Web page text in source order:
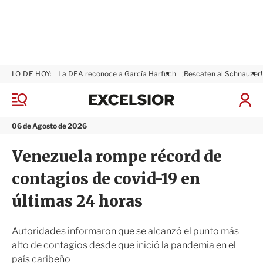
M
n
06 de Agosto de 2026
LO DE HOY: La DEA reconoce a García Harfuch ¡Rescaten al Schnauzer!
I
x
i
o
r
Venezuela rompe récord de
contagios de covid-19 en
últimas 24 horas
Autoridades informaron que se alcanzó el punto más
alto de contagios desde que inició la pandemia en el
país caribeño